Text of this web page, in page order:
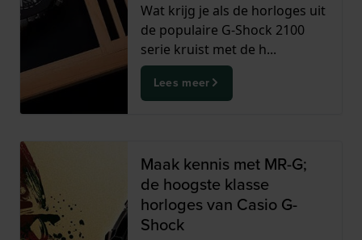
Wat krijg je als de horloges uit
de populaire G-Shock 2100
serie kruist met de h...
Lees meer
Maak kennis met MR-G;
de hoogste klasse
horloges van Casio G-
Shock